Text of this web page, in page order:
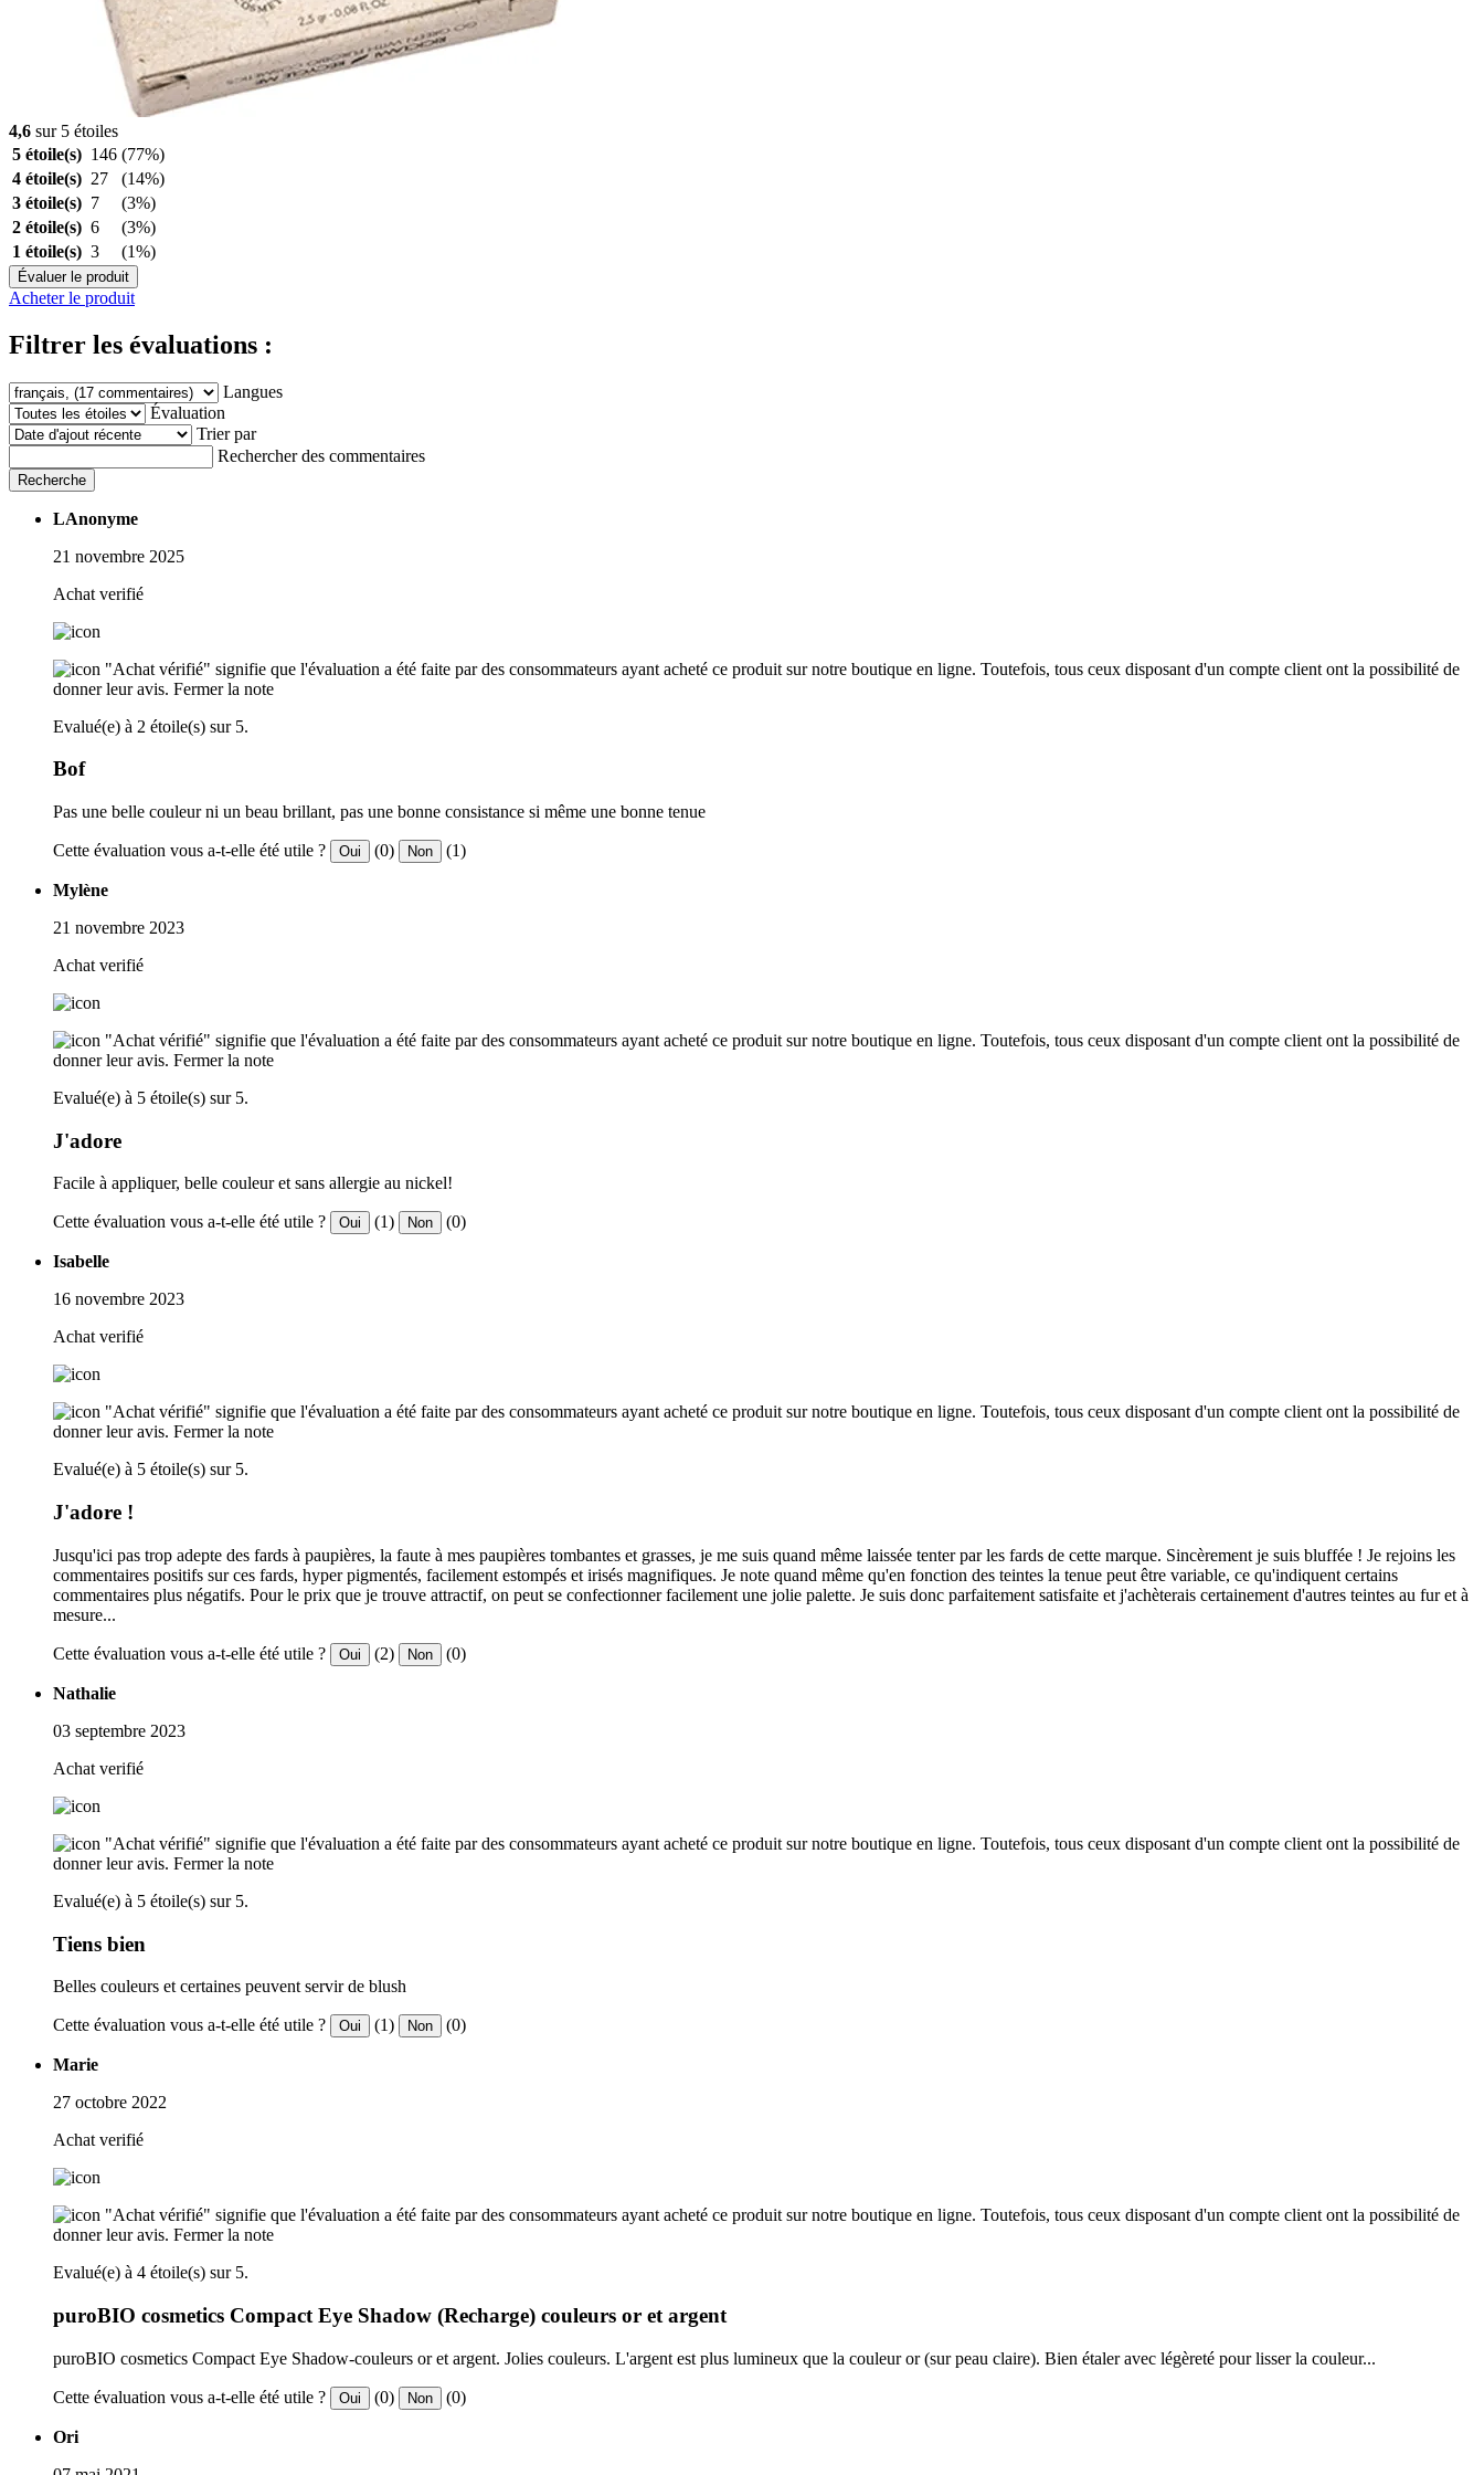
4,6 sur 5 étoiles
5 étoile(s) 146 (77%)
4 étoile(s) 27
(14%)
3 étoile(s) 7
(3%)
2 étoile(s) 6
(3%)
1 étoile(s) 3 (1%)
Évaluer le produit
Acheter le produit
Filtrer les évaluations :
Langues
Évaluation
Trier par
Rechercher des commentaires
Recherche
LAnonyme
21 novembre 2025
Achat verifié
"Achat vérifié" signifie que l'évaluation a été faite par des consommateurs ayant acheté ce produit sur notre boutique en ligne. Toutefois, tous ceux disposant d'un compte client ont la possibilité de
donner leur avis. Fermer la note
Evalué(e) à 2 étoile(s) sur 5.
Bof
Pas une belle couleur ni un beau brillant, pas une bonne consistance si même une bonne tenue
Cette évaluation vous a-t-elle été utile ? Oui (0) Non (1)
Mylène
21 novembre 2023
Achat verifié
"Achat vérifié" signifie que l'évaluation a été faite par des consommateurs ayant acheté ce produit sur notre boutique en ligne. Toutefois, tous ceux disposant d'un compte client ont la possibilité de
donner leur avis. Fermer la note
Evalué(e) à 5 étoile(s) sur 5.
J'adore
Facile à appliquer, belle couleur et sans allergie au nickel!
Cette évaluation vous a-t-elle été utile ? Oui (1) Non (0)
Isabelle
16 novembre 2023
Achat verifié
"Achat vérifié" signifie que l'évaluation a été faite par des consommateurs ayant acheté ce produit sur notre boutique en ligne. Toutefois, tous ceux disposant d'un compte client ont la possibilité de
donner leur avis. Fermer la note
Evalué(e) à 5 étoile(s) sur 5.
J'adore !
Jusqu'ici pas trop adepte des fards à paupières, la faute à mes paupières tombantes et grasses, je me suis quand même laissée tenter par les fards de cette marque. Sincèrement je suis bluffée ! Je rejoins les
commentaires positifs sur ces fards, hyper pigmentés, facilement estompés et irisés magnifiques. Je note quand même qu'en fonction des teintes la tenue peut être variable, ce qu'indiquent certains
commentaires plus négatifs. Pour le prix que je trouve attractif, on peut se confectionner facilement une jolie palette. Je suis donc parfaitement satisfaite et j'achèterais certainement d'autres teintes au fur et à
mesure...
Cette évaluation vous a-t-elle été utile ? Oui (2) Non (0)
Nathalie
03 septembre 2023
Achat verifié
"Achat vérifié" signifie que l'évaluation a été faite par des consommateurs ayant acheté ce produit sur notre boutique en ligne. Toutefois, tous ceux disposant d'un compte client ont la possibilité de
donner leur avis. Fermer la note
Evalué(e) à 5 étoile(s) sur 5.
Tiens bien
Belles couleurs et certaines peuvent servir de blush
Cette évaluation vous a-t-elle été utile ? Oui (1) Non (0)
Marie
27 octobre 2022
Achat verifié
"Achat vérifié" signifie que l'évaluation a été faite par des consommateurs ayant acheté ce produit sur notre boutique en ligne. Toutefois, tous ceux disposant d'un compte client ont la possibilité de
donner leur avis. Fermer la note
Evalué(e) à 4 étoile(s) sur 5.
puroBIO cosmetics Compact Eye Shadow (Recharge) couleurs or et argent
puroBIO cosmetics Compact Eye Shadow-couleurs or et argent. Jolies couleurs. L'argent est plus lumineux que la couleur or (sur peau claire). Bien étaler avec légèreté pour lisser la couleur...
Cette évaluation vous a-t-elle été utile ? Oui (0) Non (0)
Ori